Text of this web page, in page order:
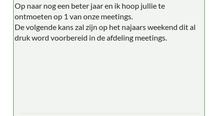
Op naar nog een beter jaar en ik hoop jullie te
ontmoeten op 1 van onze meetings.
De volgende kans zal zijn op het najaars weekend dit al
druk word voorbereid in de afdeling meetings.